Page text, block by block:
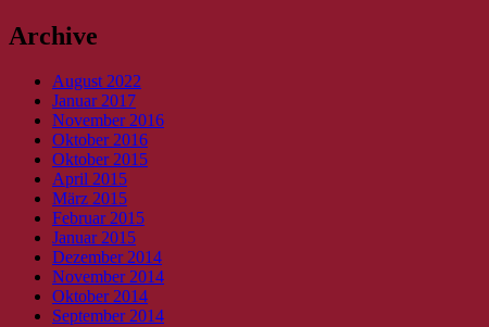
Archive
August 2022
Januar 2017
November 2016
Oktober 2016
Oktober 2015
April 2015
März 2015
Februar 2015
Januar 2015
Dezember 2014
November 2014
Oktober 2014
September 2014